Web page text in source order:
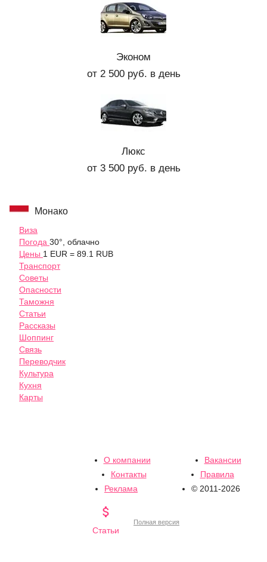
Эконом
от 2 500 руб. в день
Люкс
от 3 500 руб. в день
Монако
Виза
Погода 30°, облачно
Цены 1 EUR = 89.1 RUB
Транспорт
Советы
Опасности
Таможня
Статьи
Рассказы
Шоппинг
Связь
Переводчик
Культура
Кухня
Карты
О компании
Вакансии
Контакты
Правила
Реклама
© 2011-2026

Статьи
Полная версия